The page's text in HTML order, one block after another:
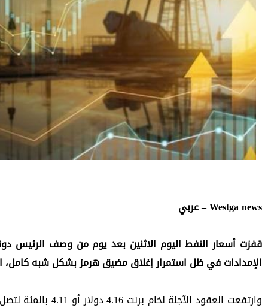
Westga news – عربي
الإمدادات في ظل ‌استمرار إغلاق مضيق هرمز بشكل شبه كامل، الأمر الذي أبقى الإمدادات محدودة في السوق العالمية.